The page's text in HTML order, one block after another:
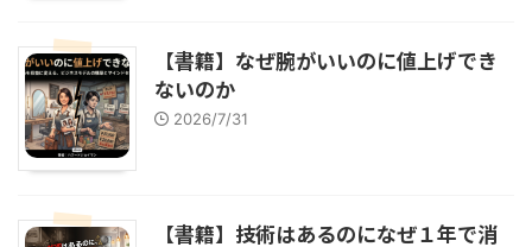
【書籍】なぜ腕がいいのに値上げでき
ないのか
2026/7/31
【書籍】技術はあるのになぜ１年で消